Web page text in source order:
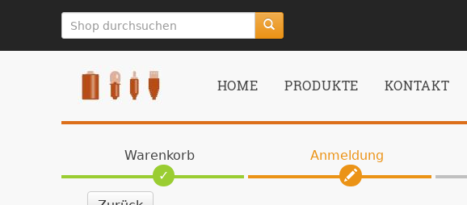
Hauptinhalt
springen
HOME PRODUKTE KONTAKT
Warenkorb Anmeldung